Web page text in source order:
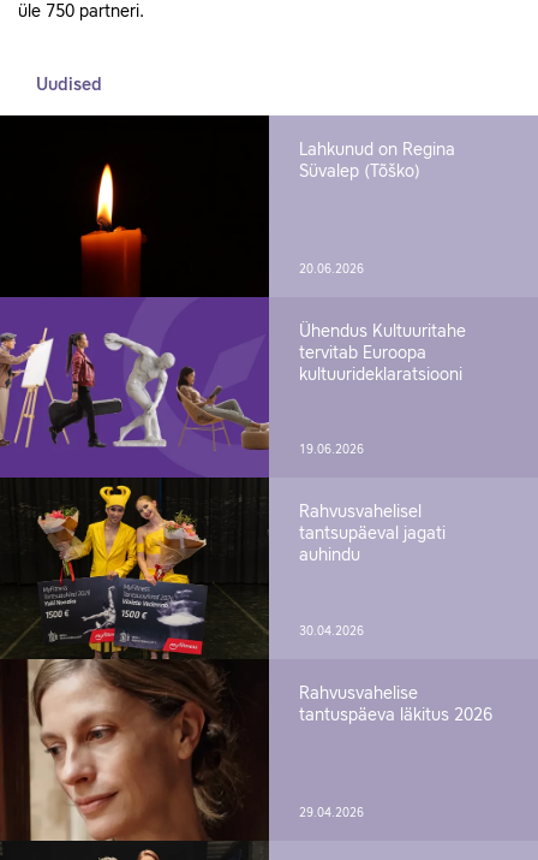
üle 750 partneri.
Uudised
Lahkunud on Regina
Süvalep (Tõško)
20.06.2026
Ühendus Kultuuritahe
tervitab Euroopa
kultuurideklaratsiooni
19.06.2026
Rahvusvahelisel
tantsupäeval jagati
auhindu
30.04.2026
Rahvusvahelise
tantuspäeva läkitus 2026
29.04.2026